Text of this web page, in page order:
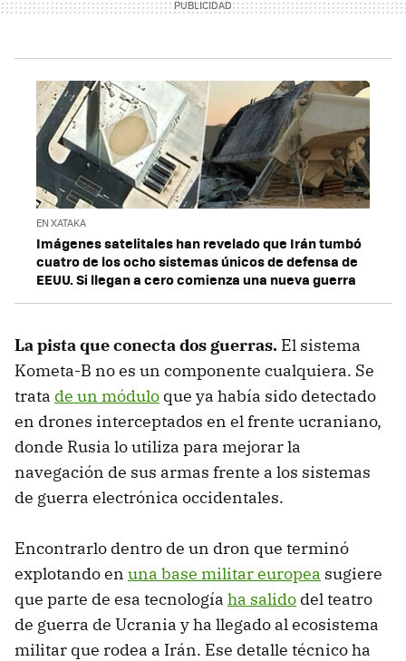
EN XATAKA
Imágenes satelitales han revelado que Irán tumbó
cuatro de los ocho sistemas únicos de defensa de
EEUU. Si llegan a cero comienza una nueva guerra
La pista que conecta dos guerras. El sistema
Kometa-B no es un componente cualquiera. Se
trata de un módulo que ya había sido detectado
en drones interceptados en el frente ucraniano,
donde Rusia lo utiliza para mejorar la
navegación de sus armas frente a los sistemas
de guerra electrónica occidentales.
Encontrarlo dentro de un dron que terminó
explotando en una base militar europea sugiere
que parte de esa tecnología ha salido del teatro
de guerra de Ucrania y ha llegado al ecosistema
militar que rodea a Irán. Ese detalle técnico ha